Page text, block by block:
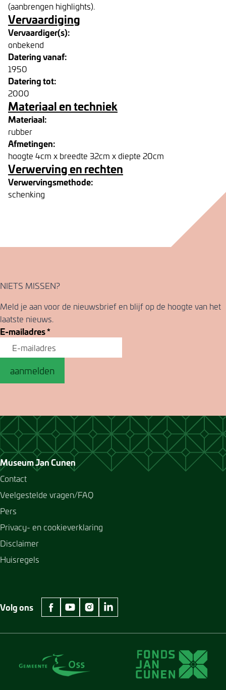
(aanbrengen highlights).
Vervaardiging
Vervaardiger(s):
onbekend
Datering vanaf:
1950
Datering tot:
2000
Materiaal en techniek
Materiaal:
rubber
Afmetingen:
hoogte 4cm x breedte 32cm x diepte 20cm
Verwerving en rechten
Verwervingsmethode:
schenking
NIETS MISSEN?
Meld je aan voor de nieuwsbrief en blijf op de hoogte van het
laatste nieuws.
E-mailadres*
aanmelden
Museum Jan Cunen
Contact
Veelgestelde vragen/FAQ
Pers
Privacy- en cookieverklaring
Disclaimer
Huisregels
Volg ons
facebook Museum Jan Cunen
youtube Museum Jan Cunen
instagram Museum Jan Cunen
linkedin Museum Jan Cunen